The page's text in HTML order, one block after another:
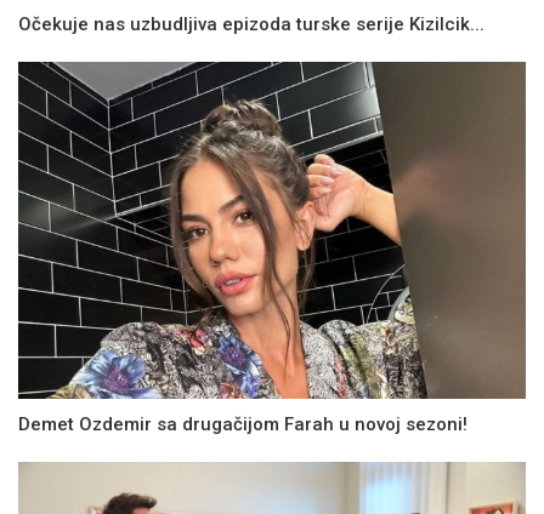
Očekuje nas uzbudljiva epizoda turske serije Kizilcik...
Demet Ozdemir sa drugačijom Farah u novoj sezoni!